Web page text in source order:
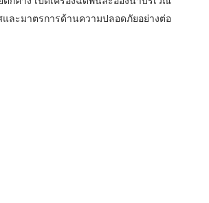
ละมาตรการด้านความปลอดภัยอย่างต่อ